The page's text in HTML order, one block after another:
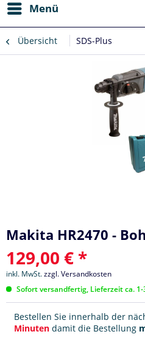
Menü
Übersicht SDS-Plus
Makita HR2470 -
129,00 € *
inkl. MwSt.zzgl. Versandkosten
Sofort versandfertig, Lieferzeit ca.
Bestellen Sie innerhalb der
Minuten damit die Bestellung